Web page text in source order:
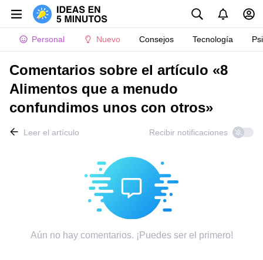
Personal Nuevo Consejos Tecnología
Comentarios sobre el artículo «8
Alimentos que a menudo
confundimos unos con otros»
Leer el artículo Recibir notificaciones
Aún no hay comentarios. ¡Puedes ser el primero!